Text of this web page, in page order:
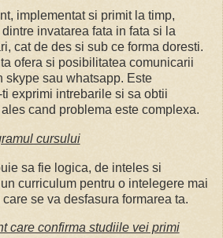
implementat si primit la timp,
invatarea fata in fata si la
cat de des si sub ce forma doresti.
ofera si posibilitatea comunicarii
skype sau whatsapp. Este
exprimi intrebarile si sa obtii
cand problema este complexa.
cursului
sa fie logica, de inteles si
curriculum pentru o intelegere mai
se va desfasura formarea ta.
care confirma studiile vei primi